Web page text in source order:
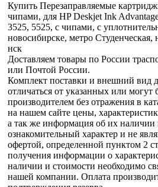
Купить Перезаправляемые
чипами, для HP Deskjet Ink
3525, 5525, с чипами, с
новосибирске, метро Студенческая,
нск
Доставляем товары по России
или Почтой России.
Комплект поставки и внешний вид
отличаться от указанных или
производителем без отражения в
на нашем сайте цены,
а так же информация об их наличии
ознакомительный характер и не
офертой, определенной пунктом 2
получения информации о
наличии и стоимости необходимо
нашей компании. Оплата